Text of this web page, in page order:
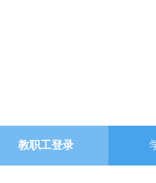
教职工登录